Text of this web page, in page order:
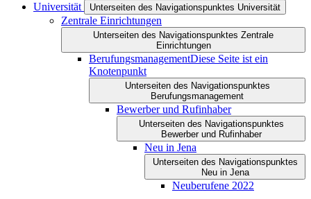
Universität Unterseiten des Navigationspunktes Universität
Zentrale Einrichtungen
Unterseiten des Navigationspunktes Zentrale
Einrichtungen
BerufungsmanagementDiese Seite ist ein
Knotenpunkt
Unterseiten des Navigationspunktes
Berufungsmanagement
Bewerber und Rufinhaber
Unterseiten des Navigationspunktes
Bewerber und Rufinhaber
Neu in Jena
Unterseiten des Navigationspunktes
Neu in Jena
Neuberufene 2022